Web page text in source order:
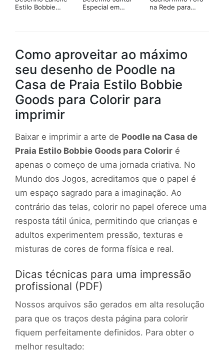
Estilo Bobbie
Especial em
na Rede para
Como aproveitar ao máximo
seu desenho de Poodle na
Casa de Praia Estilo Bobbie
Goods para Colorir para
imprimir
Baixar e imprimir a arte de Poodle na Casa de
Praia Estilo Bobbie Goods para Colorir é
apenas o começo de uma jornada criativa. No
Mundo dos Jogos, acreditamos que o papel é
um espaço sagrado para a imaginação. Ao
contrário das telas, colorir no papel oferece uma
resposta tátil única, permitindo que crianças e
adultos experimentem pressão, texturas e
misturas de cores de forma física e real.
Dicas técnicas para uma impressão
profissional (PDF)
Nossos arquivos são gerados em alta resolução
para que os traços desta página para colorir
fiquem perfeitamente definidos. Para obter o
melhor resultado: